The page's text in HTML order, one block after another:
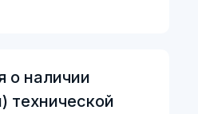
о наличии
технической